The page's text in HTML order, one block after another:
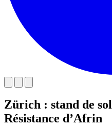
Zürich : stand de
Résistance d’Afrin